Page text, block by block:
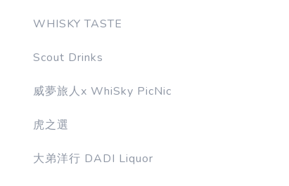
WHISKY TASTE
Scout Drinks
威夢旅人x WhiSky PicNic
虎之選
大弟洋行 DADI Liquor